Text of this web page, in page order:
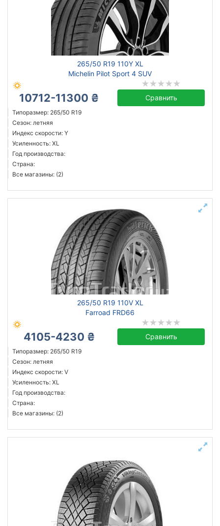
265/50 R19 110Y XL
Michelin Pilot Sport 4 SUV
10712-11300 ₴ Сравнить
Типоразмер: 265/50 R19
Сезон: летняя
Индекс скорости: Y
Усиленность: XL
Год производства:
Страна:
Все магазины: (2)
265/50 R19 110V XL
Farroad FRD66
4105-4230 ₴ Сравнить
Типоразмер: 265/50 R19
Сезон: летняя
Индекс скорости: V
Усиленность: XL
Год производства:
Страна:
Все магазины: (2)